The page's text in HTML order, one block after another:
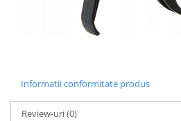
Informatii conformitate produs
Review-uri(0)